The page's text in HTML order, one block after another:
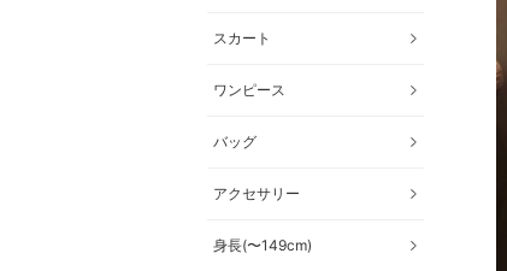
スカート
ワンピース
バッグ
アクセサリー
身長(〜149cm)